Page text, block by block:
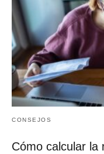
CONSEJOS
Cómo calcular la